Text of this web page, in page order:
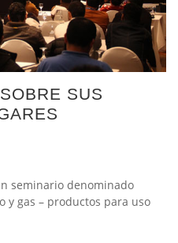
SUS
seminario denominado
y gas – productos para uso